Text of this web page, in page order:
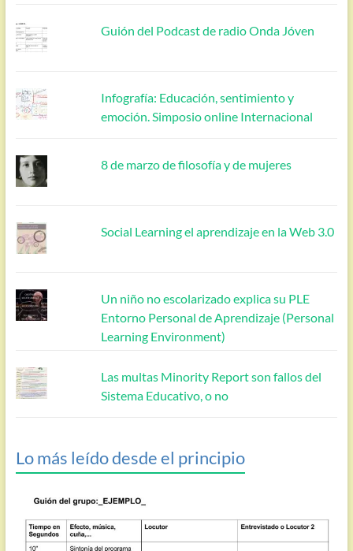
Guión del Podcast de radio Onda Jóven
Infografía: Educación, sentimiento y
emoción. Simposio online Internacional
8 de marzo de filosofía y de mujeres
Social Learning el aprendizaje en la Web 3.0
Un niño no escolarizado explica su PLE
Entorno Personal de Aprendizaje (Personal
Learning Environment)
Las multas Minority Report son fallos del
Sistema Educativo, o no
Lo más leído desde el principio